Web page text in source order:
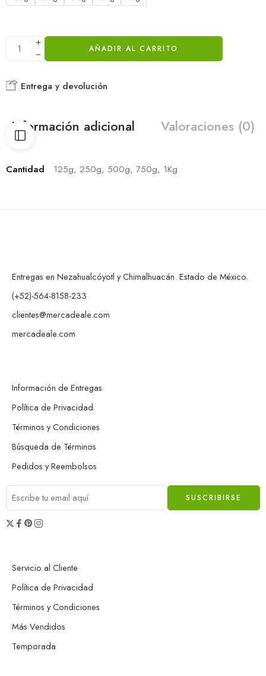
AÑADIR AL CARRITO
Entrega y devolución
Información adicional Valoraciones (0)
Cantidad 125g, 250g, 500g, 750g, 1Kg
Entregas en Nezahualcóyotl y Chimalhuacán. Estado de México.
(+52)-564-8158-233
clientes@mercadeale.com
mercadeale.com
Información de Entregas
Política de Privacidad
Términos y Condiciones
Búsqueda de Términos
Pedidos y Reembolsos
Servicio al Cliente
Política de Privacidad
Términos y Condiciones
Más Vendidos
Temporada